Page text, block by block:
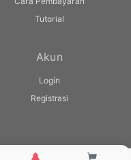
Tutorial
Akun
Login
Registrasi